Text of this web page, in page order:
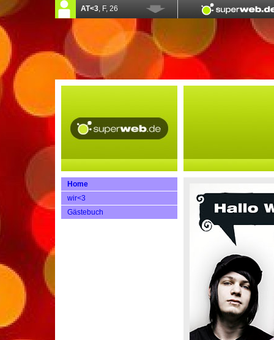
Home
wir<3
Gästebuch